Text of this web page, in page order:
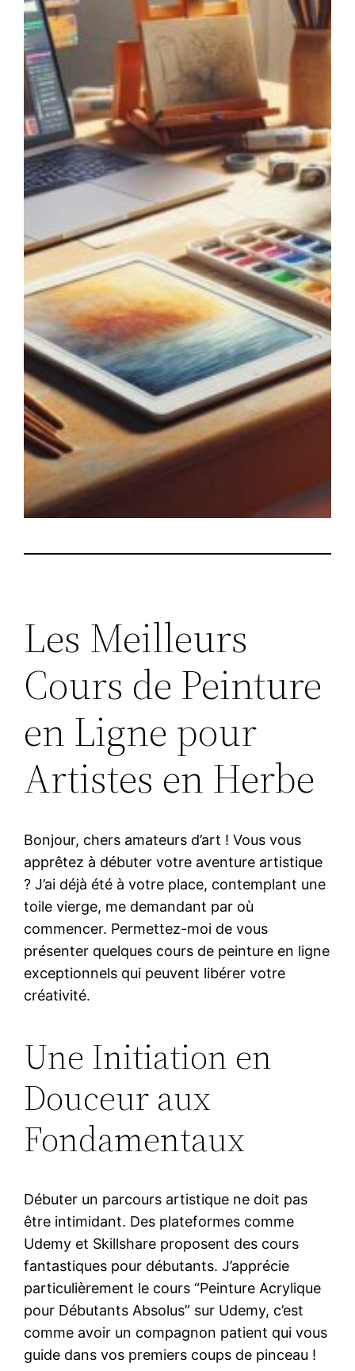
Les Meilleurs
Cours de Peinture
en Ligne pour
Artistes en Herbe
Bonjour, chers amateurs d’art ! Vous vous
apprêtez à débuter votre aventure artistique
? J’ai déjà été à votre place, contemplant une
toile vierge, me demandant par où
commencer. Permettez-moi de vous
présenter quelques cours de peinture en ligne
exceptionnels qui peuvent libérer votre
créativité.
Une Initiation en
Douceur aux
Fondamentaux
Débuter un parcours artistique ne doit pas
être intimidant. Des plateformes comme
Udemy et Skillshare proposent des cours
fantastiques pour débutants. J’apprécie
particulièrement le cours “Peinture Acrylique
pour Débutants Absolus” sur Udemy, c’est
comme avoir un compagnon patient qui vous
guide dans vos premiers coups de pinceau !